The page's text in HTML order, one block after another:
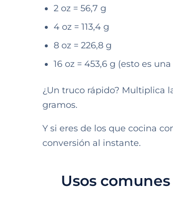
2 oz = 56,7 g
4 oz = 113,4 g
8 oz = 226,8 g
16 oz = 453,6 g (esto es
¿Un truco rápido? Multiplica
gramos.
Y si eres de los que cocina
conversión al instante.
Usos